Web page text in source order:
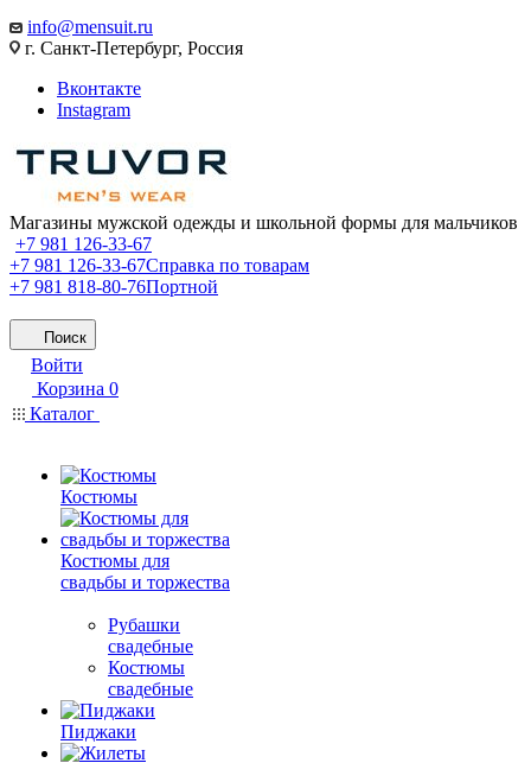
info@mensuit.ru
г. Санкт-Петербург, Россия
Вконтакте
Instagram
Магазины мужской одежды и школьной формы для мальчиков
+7 981 126-33-67
+7 981 126-33-67Справка по товарам
+7 981 818-80-76Портной
Поиск
Войти
Корзина 0
Каталог
Костюмы
Костюмы для
свадьбы и торжества
Рубашки
свадебные
Костюмы
свадебные
Пиджаки